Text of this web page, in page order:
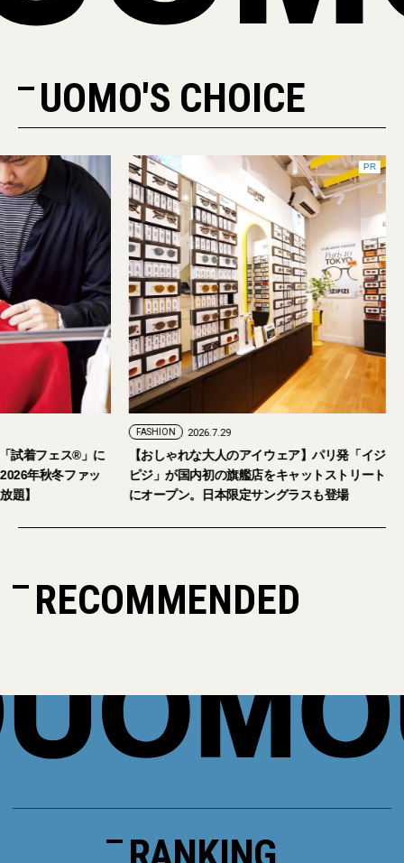
UOMO'S CHOICE
試着フェス®︎」に
年秋冬ファッ
題】
PR
FASHION 2026.7.29
【おしゃれな大人のアイウェア】パリ発「イジ
ピジ」が国内初の旗艦店をキャットストリート
にオープン。日本限定サングラスも登場
RECOMMENDED